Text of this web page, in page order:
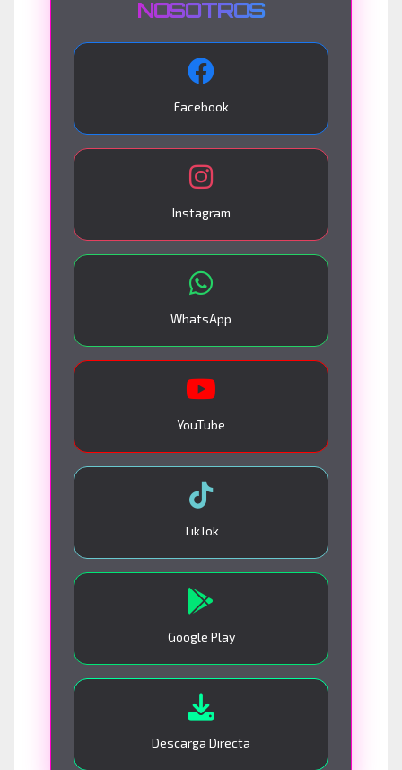
NOSOTROS
Facebook
Instagram
WhatsApp
YouTube
TikTok
Google Play
Descarga Directa